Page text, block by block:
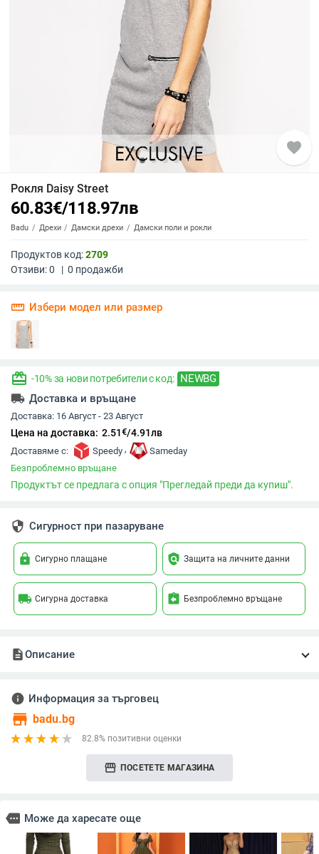
favorite
Рокля Daisy Street
60.83€/118.97лв
Badu Дрехи Дамски дрехи Дамски поли и рокли
Продуктов код:2709
Отзиви:0 | 0 продажби
straighten Избери модел или размер
redeem -10% за нови потребители с код: NEWBG
local_shipping Доставка и връщане
Доставка: 16 Август - 23 Август
Цена на доставка: 2.51€/4.91лв
Доставяме с: Speedy ,
Sameday
Безпроблемно връщане
Продуктът се предлага с опция "Прегледай преди да купиш".
security Сигурност при пазаруване
lock Сигурно плащане policy Защита на личните данни
local_shipping Сигурна доставка assignment_return Безпроблемно връщане
descriptionОписание
info Информация за търговец
store badu.bg
82.8% позитивни оценки
storefront ПОСЕТЕТЕ МАГАЗИНА
more Може да харесате още